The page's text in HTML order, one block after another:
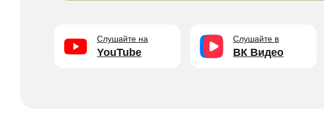
Слушайте на
YouTube
Слушайте в
ВК Видео